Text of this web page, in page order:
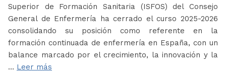
Superior de Formación Sanitaria (ISFOS) del Consejo
General de Enfermería ha cerrado el curso 2025-2026
consolidando su posición como referente en la
formación continuada de enfermería en España, con un
balance marcado por el crecimiento, la innovación y la
… Leer más